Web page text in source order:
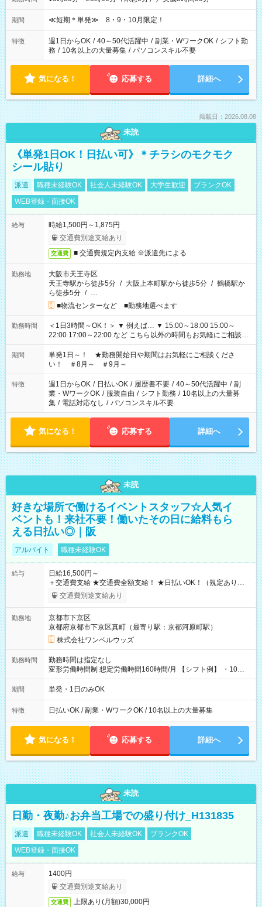
期間 ≪短期＊単発≫ 8・9・10月限定！
特徴 週1日からOK / 40～50代活躍中 / 副業・WワークOK / シフト勤
務 / 10名以上の大量募集 / パソコンスキル不要
気になる！ 応募する 詳細へ
掲載日：2026.08.08
未読
《単発1日OK！日払い可》＊チラシのモクモク
シール貼り
派遣 職種未経験OK 社会人未経験OK 大学生歓迎
ブランクOK
WEB登録・面接OK
給与
時給1,500円～1,875円
交通費別途支給あり
交通費 ■ 交通費規定内支給 ※派遣先による
勤務地
大阪市天王寺区
天王寺駅から徒歩5分 / 大阪上本町駅から徒歩5分 / 鶴橋駅か
ら徒歩5分 / …
■物流センターなど ■勤務地選べます
勤務時間
＜1日3時間～OK！＞ ▼ 例えば… ▼ 15:00～18:00 15:00～
22:00 17:00～22:00 など こちら以外の時間もお気軽にご相談く
ださい！
期間
単発1日～！ ★勤務開始日や期間はお気軽にご相談くださ
い！ ＃8月～ ＃9月～
特徴 週1日からOK / 日払いOK / 履歴書不要 / 40～50代活躍中 / 副
業・WワークOK / 服装自由 / シフト勤務 / 10名以上の大量募
集 / 電話対応なし / パソコンスキル不要
気になる！ 応募する 詳細へ
未読
好きな場所で働けるイベントスタッフ☆人気イ
ベントも！来社不要！働いたその日に給料もら
える日払い◎｜阪
アルバイト 職種未経験OK
給与
日給16,500円～
＋交通費支給 ★交通費全額支給！ ★日払いOK！（規定あり） ┗
働いたその日に現金GET♪ お仕事後はコンビニATMから 日払
交通費別途支給あり
勤務地
京都市下京区
京都府京都市下京区真町（最寄り駅：京都河原町駅）
株式会社ワンベルウッズ
勤務時間
勤務時間は指定なし
変形労働時間制 想定労働時間160時間/月 【シフト例】 ・10：
00～20：00
期間 単発・1日のみOK
特徴 日払いOK / 副業・WワークOK / 10名以上の大量募集
気になる！ 応募する 詳細へ
未読
日勤・夜勤♪お弁当工場での盛り付け_H131835
派遣 職種未経験OK 社会人未経験OK
ブランクOK
WEB登録・面接OK
給与
1400円
交通費別途支給あり
交通費 上限あり(月額)30,000円